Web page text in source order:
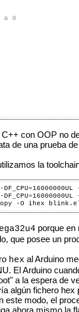
a 0
con OOP no
de una prueba
la
=16000000UL
=16000000UL
porque
que posee un
hex al Arduino
El Arduino
a la espera de
algún fichero
este modo, el